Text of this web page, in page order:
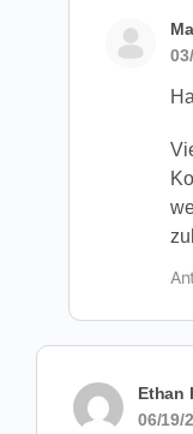
Ethan
06/19/